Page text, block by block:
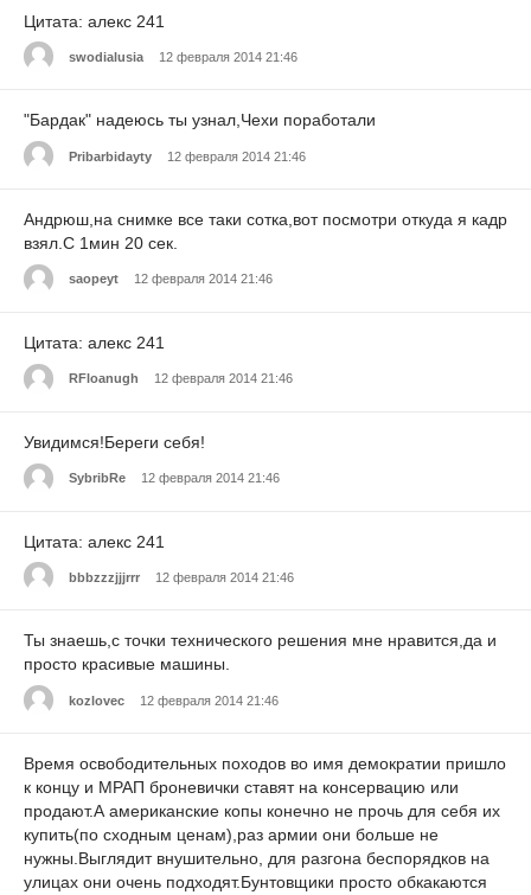
Цитата: алекс 241
swodialusia 12 февраля 2014 21:46
"Бардак" надеюсь ты узнал,Чехи поработали
Pribarbidayty 12 февраля 2014 21:46
Андрюш,на снимке все таки сотка,вот посмотри откуда я кадр
взял.С 1мин 20 сек.
saopeyt 12 февраля 2014 21:46
Цитата: алекс 241
RFloanugh 12 февраля 2014 21:46
Увидимся!Береги себя!
SybribRe 12 февраля 2014 21:46
Цитата: алекс 241
bbbzzzjjjrrr 12 февраля 2014 21:46
Ты знаешь,с точки технического решения мне нравится,да и
просто красивые машины.
kozlovec 12 февраля 2014 21:46
Время освободительных походов во имя демократии пришло
к концу и МРАП броневички ставят на консервацию или
продают.А американские копы конечно не прочь для себя их
купить(по сходным ценам),раз армии они больше не
нужны.Выглядит внушительно, для разгона беспорядков на
улицах они очень подходят.Бунтовщики просто обкакаются